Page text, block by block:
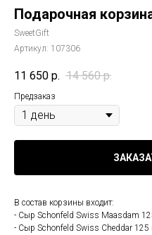
Подарочная
SweetGift
Артикул: 107306
11 650 р. 14 560 р.
Предзаказ
В состав корзины входит:
- Сыр Schonfeld Swiss Maasdam
- Сыр Schonfeld Swiss Cheddar 125